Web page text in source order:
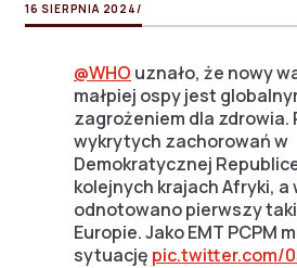
16 SIERPNIA 2024 /
@WHO uznało, że nowy
małpiej ospy jest
zagrożeniem dla zdrowia.
wykrytych zachorowań w
Demokratycznej
kolejnych krajach Afryki, a
odnotowano pierwszy
Europie. Jako EMT PCPM
sytuację pic.twitter.com/